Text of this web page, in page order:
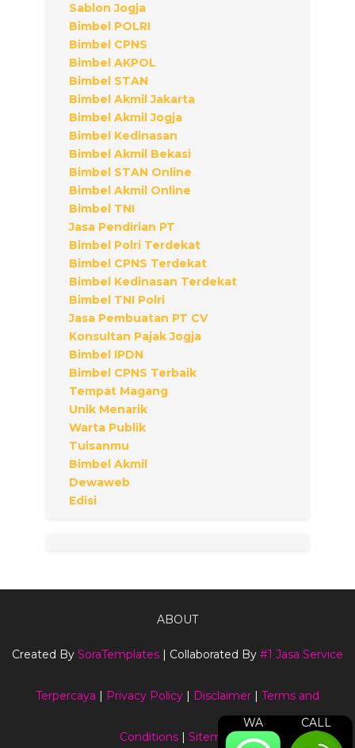
Sablon Jogja
Bimbel POLRI
Bimbel CPNS
Bimbel AKPOL
Bimbel STAN
Bimbel Akmil Jakarta
Bimbel Akmil Jogja
Bimbel Kedinasan
Bimbel Akmil Bekasi
Bimbel STAN Online
Bimbel Akmil Online
Bimbel TNI
Jasa Pendirian PT
Bimbel Polri Terdekat
Bimbel CPNS Terdekat
Bimbel Kedinasan Terdekat
Bimbel TNI Polri
Jasa Pembuatan PT CV
Konsultan Pajak Jogja
Bimbel IPDN
Bimbel CPNS Terbaik
Tempat Magang
Unik Menarik
Warta Publik
Tuisanmu
Bimbel Akmil
Dewaweb
Edisi
WA CALL
ABOUT
Created By SoraTemplates | Collaborated By #1 Jasa Service
Terpercaya | Privacy Policy | Disclaimer | Terms and
Conditions | Sitemap